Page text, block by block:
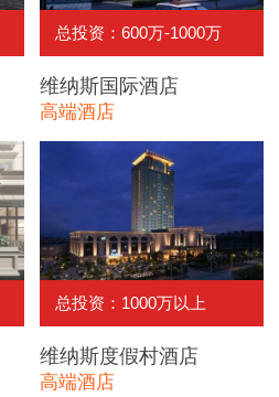
总投资：600万-1000万
维纳斯国际酒店
高端酒店
总投资：1000万以上
维纳斯度假村酒店
高端酒店